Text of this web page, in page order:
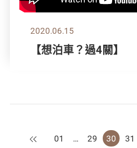
2020.06.15
【想泊車？過4關】
上一頁
01 … 29 30 31